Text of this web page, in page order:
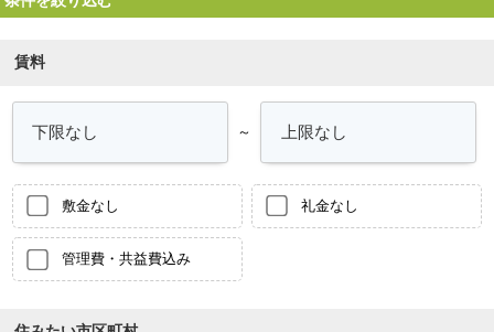
賃料
～
敷金なし 礼金なし
管理費・共益費込み